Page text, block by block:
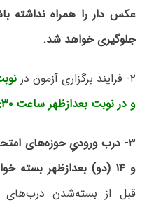
عکس دار را همراه نداشته
جلوگیری خواهد شد.
۲- فرایند برگزاری آزمون در
و در نوبت بعدازظهر ساعت ۱۴:۳۰ (دو و نیم بعدازظهر)
۳- درب ورودیِ حوزه‌های
و ۱۴ (دو) بعدازظهر بسته خواهد شد
قبل از بسته‌شدن درب‌های